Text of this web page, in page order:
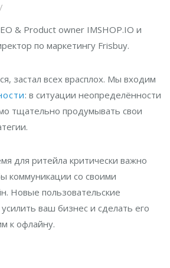
/
& Product owner IMSHOP.IO и
по маркетингу Frisbuy.
застал всех врасплох. Мы входим
: в ситуации неопределённости
тщательно продумывать свои
для ритейла критически важно
коммуникации со своими
Новые пользовательские
ваш бизнес и сделать его
к офлайну.